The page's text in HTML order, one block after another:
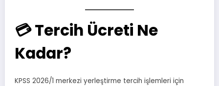
💳 Tercih Ücreti Ne
Kadar?
KPSS 2026/1 merkezi yerleştirme tercih işlemleri için